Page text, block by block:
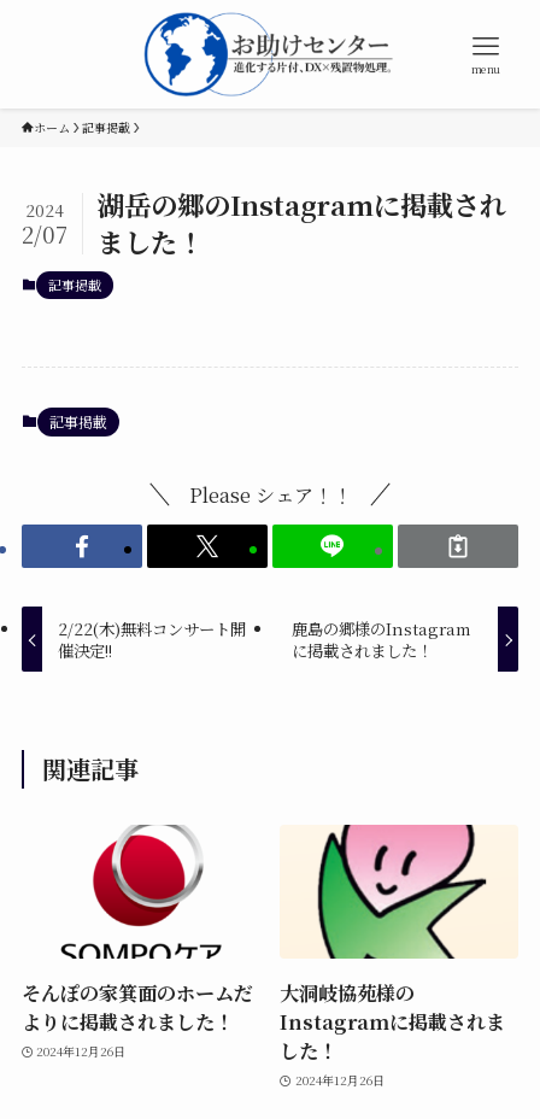
menu
ホーム 記事掲載
湖岳の郷のInstagramに掲載され
ました！
2024
2/07
記事掲載
記事掲載
Please シェア！！
2/22(木)無料コンサート開
催決定!!
鹿島の郷様のInstagram
に掲載されました！
関連記事
そんぽの家箕面のホームだ
よりに掲載されました！
2024年12月26日
大洞岐協苑様の
Instagramに掲載されま
した！
2024年12月26日